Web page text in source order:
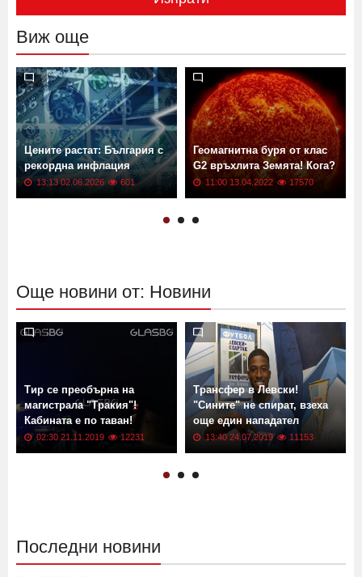
Виж още
Цените растат: България с
рекордна инфлация
13:13 02.06.2026 601
Геомагнитна буря от клас
G2 връхлита Земята! Кога?
11:00 13.04.2022 17570
Още новини от: Новини
Тир се преобърна на
магистрала "Тракия"!
Кабината е по таван!
02:30 21.11.2019 12231
Трансфер в Левски!
"Сините" не спират, взеха
още един нападател
13:40 24.07.2019 11153
Последни новини